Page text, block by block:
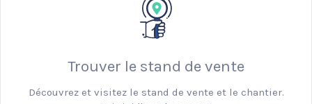
Trouver le stand de vente
Découvrez et visitez le stand de vente et le chantier.